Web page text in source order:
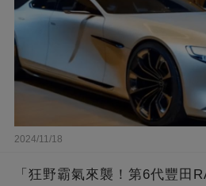
2024/11/18
「狂野霸氣來襲！第6代豐田